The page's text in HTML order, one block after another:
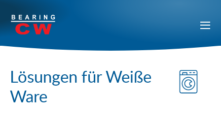
Lösungen für Weiße
Ware